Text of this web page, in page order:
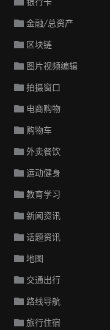
金融/总资产
区块链
图片视频编辑
拍摄窗口
电商购物
购物车
外卖餐饮
运动健身
教育学习
新闻资讯
话题资讯
地图
交通出行
路线导航
旅行住宿